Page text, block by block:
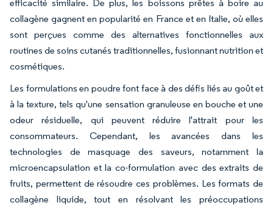
efficacité similaire. De plus, les boissons prêtes à boire au
collagène gagnent en popularité en France et en Italie, où elles
sont perçues comme des alternatives fonctionnelles aux
routines de soins cutanés traditionnelles, fusionnant nutrition et
cosmétiques.
Les formulations en poudre font face à des défis liés au goût et
à la texture, tels qu'une sensation granuleuse en bouche et une
odeur résiduelle, qui peuvent réduire l'attrait pour les
consommateurs. Cependant, les avancées dans les
technologies de masquage des saveurs, notamment la
microencapsulation et la co-formulation avec des extraits de
fruits, permettent de résoudre ces problèmes. Les formats de
collagène liquide, tout en résolvant les préoccupations